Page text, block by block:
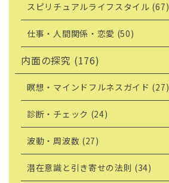
スピリチュアルライフスタイル (67)
仕事・人間関係・恋愛 (50)
内面の探究 (176)
瞑想・マインドフルネスガイド (27)
診断・チェック (24)
波動・周波数 (27)
潜在意識と引き寄せの法則 (34)